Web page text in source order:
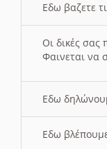
Εδω βαζετε
Οι δικές
Φαινεται να
Εδω
Εδω